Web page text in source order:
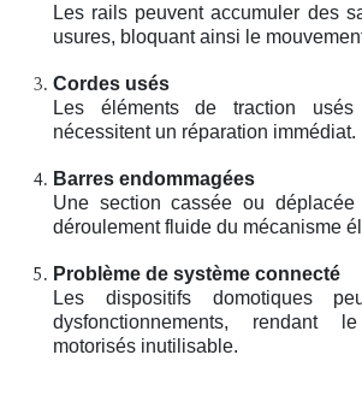
Les rails peuvent accumuler des
usures, bloquant ainsi le
Cordes usés
Les éléments de traction usés
nécessitent un réparation immédiat.
Barres endommagées
Une section cassée ou
déroulement fluide du mécanisme
Problème de système connecté
Les dispositifs domotiques
dysfonctionnements, rendant
motorisés inutilisable.